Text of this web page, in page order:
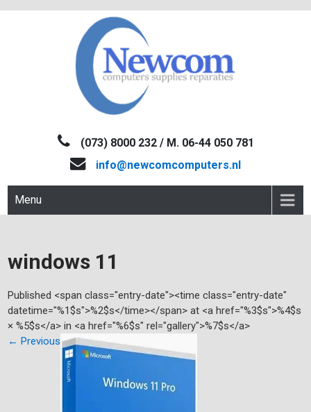
NEWCOM(073) 8000 232 / M. 06-44 050 781
info@newcomcomputers.nl
Menu
windows 11
Published <span class="entry-date"><time class="entry-date"
datetime="%1$s">%2$s</time></span> at <a href="%3$s">%4$s
× %5$s</a> in <a href="%6$s" rel="gallery">%7$s</a>
← Previous